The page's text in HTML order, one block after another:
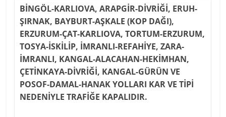
BİNGÖL-KARLIOVA, ARAPGİR-DİVRİĞİ, ERUH-
ŞIRNAK, BAYBURT-AŞKALE (KOP DAĞI),
ERZURUM-ÇAT-KARLIOVA, TORTUM-ERZURUM,
TOSYA-İSKİLİP, İMRANLI-REFAHİYE, ZARA-
İMRANLI, KANGAL-ALACAHAN-HEKİMHAN,
ÇETİNKAYA-DİVRİĞİ, KANGAL-GÜRÜN VE
POSOF-DAMAL-HANAK YOLLARI KAR VE TİPİ
NEDENİYLE TRAFİĞE KAPALIDIR.